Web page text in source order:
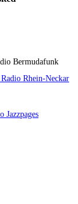
Rhein-Neckar